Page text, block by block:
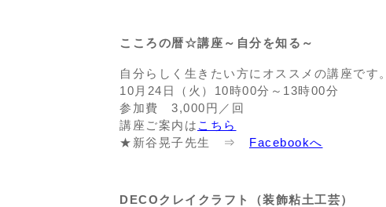
こころの暦☆講座～自分を知る～
自分らしく生きたい方にオススメの講座です。
10月24日（火）10時00分～13時00分
参加費 3,000円／回
講座ご案内は こちら
★新谷晃子先生 ⇒ Facebookへ
DECOクレイクラフト（装飾粘土工芸）